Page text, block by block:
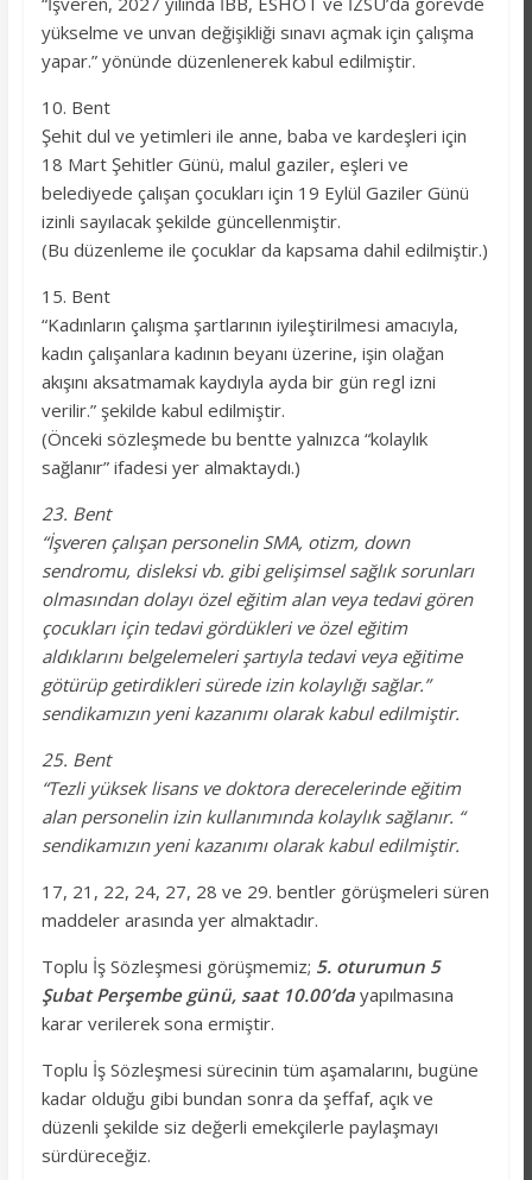
yükselme ve unvan değişikliği sınavı açmak için çalışma
yapar.” yönünde düzenlenerek kabul edilmiştir.
10. Bent
Şehit dul ve yetimleri ile anne, baba ve kardeşleri için
18 Mart Şehitler Günü, malul gaziler, eşleri ve
belediyede çalışan çocukları için 19 Eylül Gaziler Günü
izinli sayılacak şekilde güncellenmiştir.
(Bu düzenleme ile çocuklar da kapsama dahil edilmiştir.)
15. Bent
“Kadınların çalışma şartlarının iyileştirilmesi amacıyla,
kadın çalışanlara kadının beyanı üzerine, işin olağan
akışını aksatmamak kaydıyla ayda bir gün regl izni
verilir.” şekilde kabul edilmiştir.
(Önceki sözleşmede bu bentte yalnızca “kolaylık
sağlanır” ifadesi yer almaktaydı.)
23. Bent
“İşveren çalışan personelin SMA, otizm, down
sendromu, disleksi vb. gibi gelişimsel sağlık sorunları
olmasından dolayı özel eğitim alan veya tedavi gören
çocukları için tedavi gördükleri ve özel eğitim
aldıklarını belgelemeleri şartıyla tedavi veya eğitime
götürüp getirdikleri sürede izin kolaylığı sağlar.”
sendikamızın yeni kazanımı olarak kabul edilmiştir.
25. Bent
“Tezli yüksek lisans ve doktora derecelerinde eğitim
alan personelin izin kullanımında kolaylık sağlanır. “
sendikamızın yeni kazanımı olarak kabul edilmiştir.
17, 21, 22, 24, 27, 28 ve 29. bentler görüşmeleri süren
maddeler arasında yer almaktadır.
Toplu İş Sözleşmesi görüşmemiz; 5. oturumun 5
Şubat Perşembe günü, saat 10.00’dayapılmasına
karar verilerek sona ermiştir.
Toplu İş Sözleşmesi sürecinin tüm aşamalarını, bugüne
kadar olduğu gibi bundan sonra da şeffaf, açık ve
düzenli şekilde siz değerli emekçilerle paylaşmayı
sürdüreceğiz.